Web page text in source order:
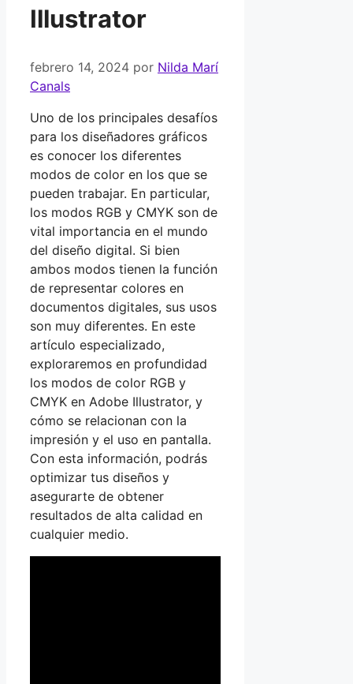
Illustrator
febrero 14, 2024 por Nilda Marí
Canals
Uno de los principales desafíos
para los diseñadores gráficos
es conocer los diferentes
modos de color en los que se
pueden trabajar. En particular,
los modos RGB y CMYK son de
vital importancia en el mundo
del diseño digital. Si bien
ambos modos tienen la función
de representar colores en
documentos digitales, sus usos
son muy diferentes. En este
artículo especializado,
exploraremos en profundidad
los modos de color RGB y
CMYK en Adobe Illustrator, y
cómo se relacionan con la
impresión y el uso en pantalla.
Con esta información, podrás
optimizar tus diseños y
asegurarte de obtener
resultados de alta calidad en
cualquier medio.